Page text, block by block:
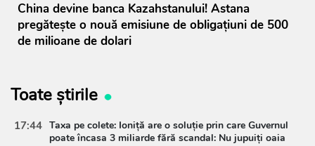
China devine banca Kazahstanului! Astana
pregătește o nouă emisiune de obligațiuni de 500
de milioane de dolari
Toate știrile
17:44 Taxa pe colete: Ioniță are o soluție prin care Guvernul
poate încasa 3 miliarde fără scandal: Nu jupuiți oaia